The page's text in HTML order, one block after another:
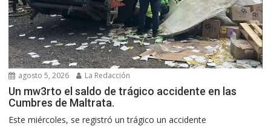
agosto 5, 2026 La Redacción
Un mw3rto el saldo de trágico accidente en las
Cumbres de Maltrata.
Este miércoles, se registró un trágico un accidente